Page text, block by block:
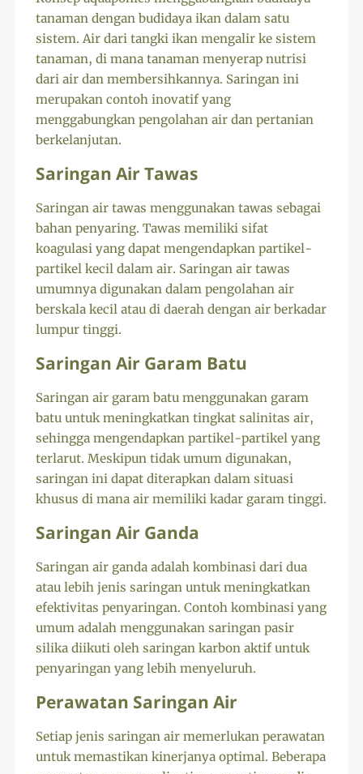
tanaman dengan budidaya ikan dalam satu
sistem. Air dari tangki ikan mengalir ke sistem
tanaman, di mana tanaman menyerap nutrisi
dari air dan membersihkannya. Saringan ini
merupakan contoh inovatif yang
menggabungkan pengolahan air dan pertanian
berkelanjutan.
Saringan Air Tawas
Saringan air tawas menggunakan tawas sebagai
bahan penyaring. Tawas memiliki sifat
koagulasi yang dapat mengendapkan partikel-
partikel kecil dalam air. Saringan air tawas
umumnya digunakan dalam pengolahan air
berskala kecil atau di daerah dengan air berkadar
lumpur tinggi.
Saringan Air Garam Batu
Saringan air garam batu menggunakan garam
batu untuk meningkatkan tingkat salinitas air,
sehingga mengendapkan partikel-partikel yang
terlarut. Meskipun tidak umum digunakan,
saringan ini dapat diterapkan dalam situasi
khusus di mana air memiliki kadar garam tinggi.
Saringan Air Ganda
Saringan air ganda adalah kombinasi dari dua
atau lebih jenis saringan untuk meningkatkan
efektivitas penyaringan. Contoh kombinasi yang
umum adalah menggunakan saringan pasir
silika diikuti oleh saringan karbon aktif untuk
penyaringan yang lebih menyeluruh.
Perawatan Saringan Air
Setiap jenis saringan air memerlukan perawatan
untuk memastikan kinerjanya optimal. Beberapa